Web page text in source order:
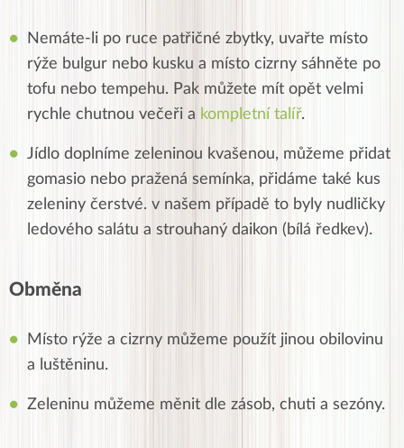
Nemáte-li po ruce patřičné zbytky, uvařte místo
rýže bulgur nebo kusku a místo cizrny sáhněte po
tofu nebo tempehu. Pak můžete mít opět velmi
rychle chutnou večeři a kompletní talíř.
Jídlo doplníme zeleninou kvašenou, můžeme přidat
gomasio nebo pražená semínka, přidáme také kus
zeleniny čerstvé. v našem případě to byly nudličky
ledového salátu a strouhaný daikon (bílá ředkev).
Obměna
Místo rýže a cizrny můžeme použít jinou obilovinu
a luštěninu.
Zeleninu můžeme měnit dle zásob, chuti a sezóny.